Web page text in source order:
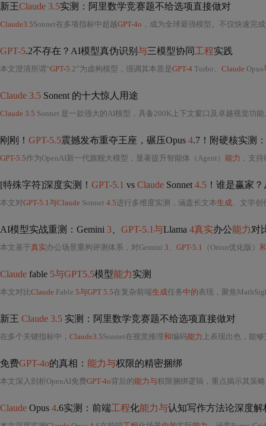
新王Claude 3.5实测：阿里数学竞赛题不给选项直接做对
Claude3.5Sonnet在多项指标中超越GPT-4o ，成为全球最强模型。不仅快速完成复杂任务，
GPT-5.2不存在？AI模型真伪识别 与三模型协同 工程实践
本文澄清所谓“GPT-5.2”为虚构模型，强调其本质是GPT-4 Turbo、 Claude Opus
Claude 3.5 Sonent 的十大惊人用途
Claude 3.5 Sonnet 是一款强大的AI模型，具备200K上下文窗口及卓越视觉功
刚刚！ GPT-5.5震撼发布重夺王座，碾压Opus 4.7！附硬核实测
GPT-5.5作为OpenAI新一代旗舰大模型，显著提升智能体（Agent） 能力 ，支
[特殊字符]深度实测！ GPT-5.1 vs Claude Sonnet 4.5 ！谁是赢家
本文对GPT-5.1与Claude Sonnet 4.5进行多维度实测，涵盖长文本生成、文学创作、
AI模型实战重测：Gemini 3 GPT-5.1与Llama 4真实办公能力对
本文基于真实办公场景重构评测体系，对Gemini 3 、 GPT-5.1 （Orion优化版）
Claude fable 5与GPT5.5模型能力实测
本文对比Claude Fable 5与GPT 5.5在复杂前端生成任务中的表现，聚焦MathSight OS单页落地页的流
新王 Claude 3.5 实测：阿里数学竞赛题不给选项直接做对
在多个关键指标中， Claude3.5Sonnet在视觉推理和编码能力 上表现出色，能够
免费GPT-4o的真相： 能力与权限的精密捆绑
本文深入剖析OpenAI免费GPT-4o背后的能力与权限捆绑逻辑，重点揭示其策略网关、限频机制及多维限制（如图像上
Claude Opus 4.6实测：前端工程化能力与认知写作方法论深度解